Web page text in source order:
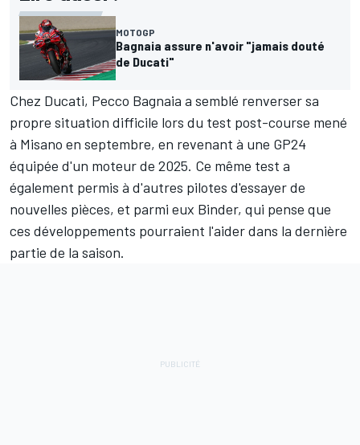
MOTOGP
Bagnaia assure n'avoir "jamais douté
de Ducati"
Chez Ducati, Pecco Bagnaia a semblé renverser sa
propre situation difficile lors du test post-course mené
à Misano en septembre, en revenant à une GP24
équipée d'un moteur de 2025. Ce même test a
également permis à d'autres pilotes d'essayer de
nouvelles pièces, et parmi eux Binder, qui pense que
ces développements pourraient l'aider dans la dernière
partie de la saison.